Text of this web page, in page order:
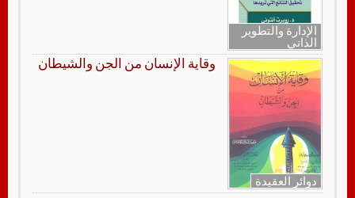
الإدارة والتطوير
الذاتي
دوائر العقيدة
وقاية الإنسان من الجن والشيطان